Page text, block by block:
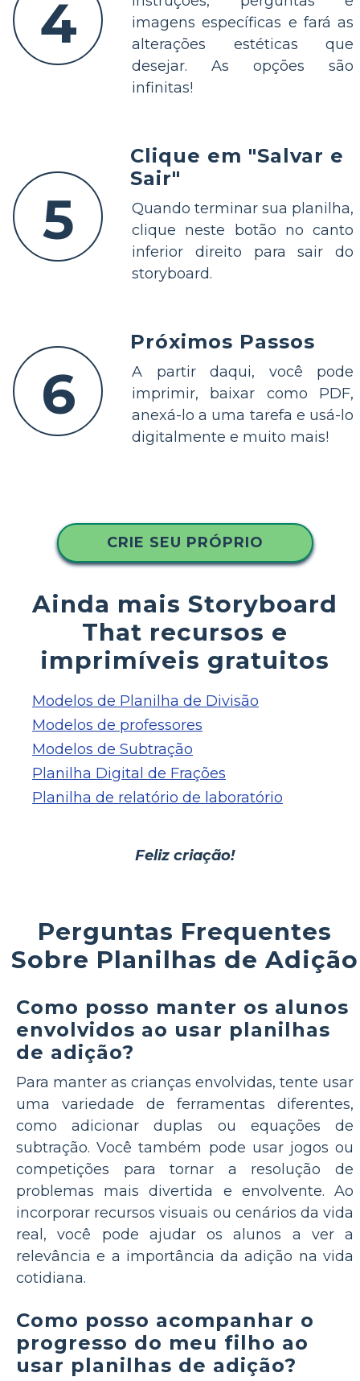
4
imagens específicas e fará as
alterações estéticas que
desejar. As opções são
infinitas!
5
Clique em "Salvar e
Sair"
Quando terminar sua planilha,
clique neste botão no canto
inferior direito para sair do
storyboard.
6
Próximos Passos
A partir daqui, você pode
imprimir, baixar como PDF,
anexá-lo a uma tarefa e usá-lo
digitalmente e muito mais!
CRIE SEU PRÓPRIO
Ainda mais Storyboard
That recursos e
imprimíveis gratuitos
Modelos de Planilha de Divisão
Modelos de professores
Modelos de Subtração
Planilha Digital de Frações
Planilha de relatório de laboratório
Feliz criação!
Perguntas Frequentes
Sobre Planilhas de Adição
Como posso manter os alunos
envolvidos ao usar planilhas
de adição?
Para manter as crianças envolvidas, tente usar
uma variedade de ferramentas diferentes,
como adicionar duplas ou equações de
subtração. Você também pode usar jogos ou
competições para tornar a resolução de
problemas mais divertida e envolvente. Ao
incorporar recursos visuais ou cenários da vida
real, você pode ajudar os alunos a ver a
relevância e a importância da adição na vida
cotidiana.
Como posso acompanhar o
progresso do meu filho ao
usar planilhas de adição?